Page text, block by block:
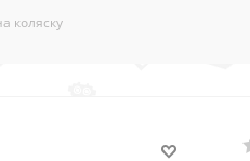
коляску